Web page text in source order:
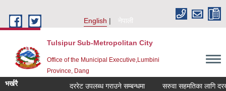
English
नेपाली
Tulsipur Sub-Metropolitan City
Office of the Municipal Executive,Lumbini
Province, Dang
भर्खरै दररेट उपलब्ध गराउने सम्बन्धमा सरुवा सहमतिका लागि